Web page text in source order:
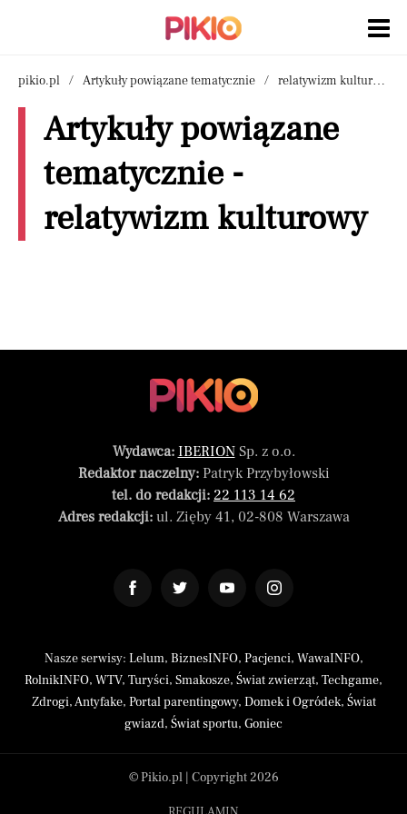
pikio.pl Artykuły powiązane tematycznie relatywizm kulturowy
Artykuły powiązane
tematycznie -
relatywizm kulturowy
Wydawca: IBERIONSp. z o.o.
Redaktor naczelny:Patryk Przybyłowski
tel. do redakcji: 22 113 14 62
Adres redakcji:ul. Zięby 41, 02-808 Warszawa
Nasze serwisy: Lelum, BiznesINFO, Pacjenci, WawaINFO,
RolnikINFO, WTV, Turyści, Smakosze, Świat zwierząt, Techgame,
Zdrogi,Antyfake, Portal parentingowy, Domek i Ogródek, Świat
gwiazd, Świat sportu, Goniec
© Pikio.pl | Copyright 2026